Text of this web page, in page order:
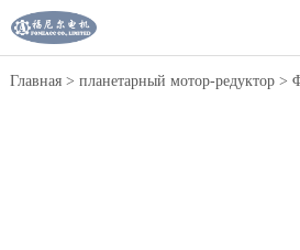
Главная> планетарный мотор-редуктор>